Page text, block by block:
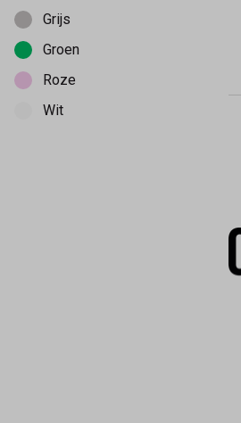
Grijs
Groen
Roze
Wit